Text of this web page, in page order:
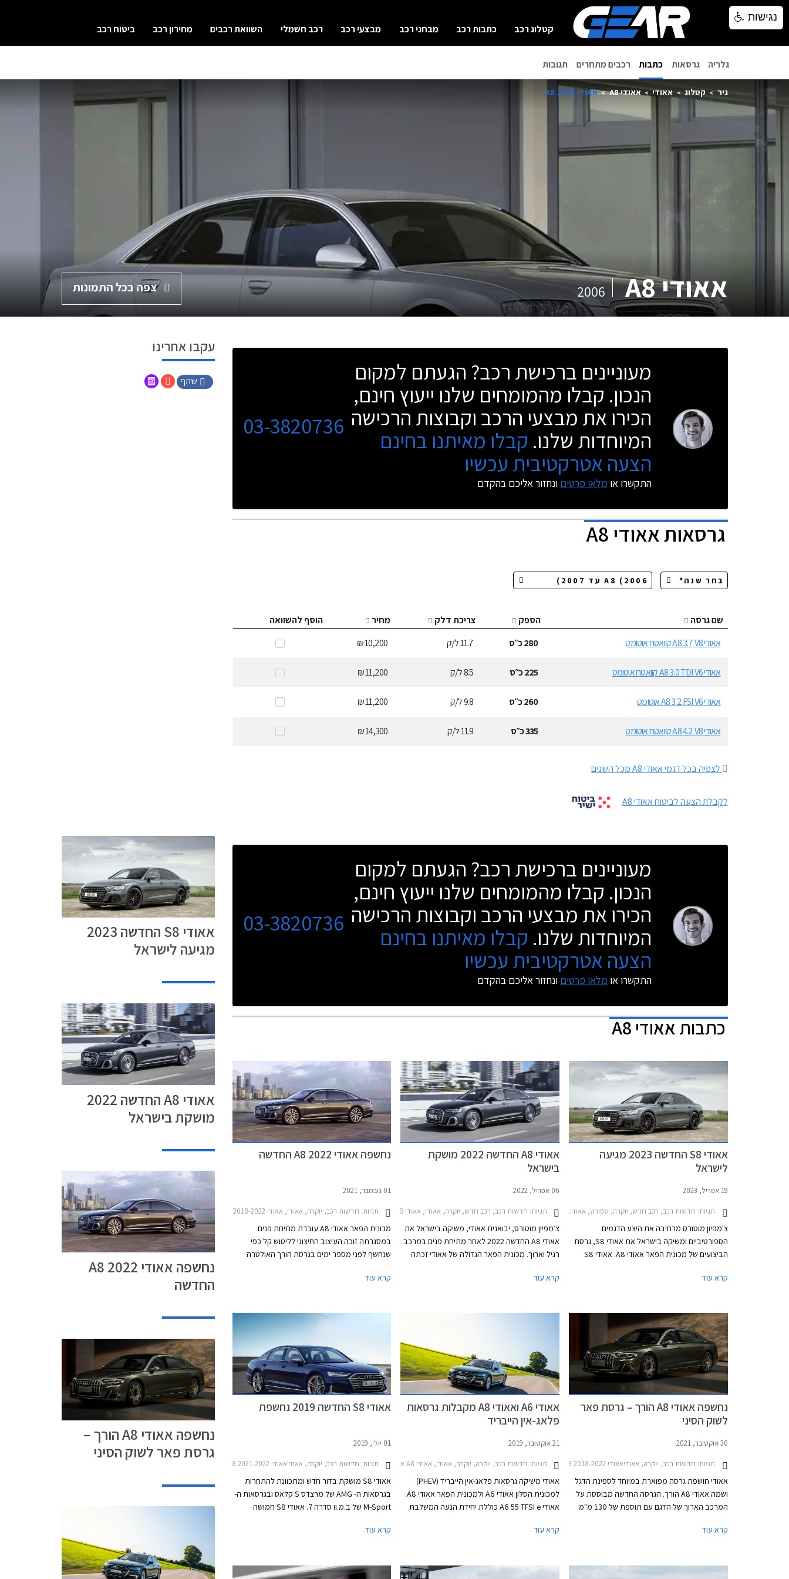
קטלוג רכב כתבות רכב מבחני רכב מבצעי רכב רכב חשמלי השוואת רכבים מחירון רכב ביטוח רכב
גלריה גרסאות כתבות רכבים מתחרים תגובות
גיר קטלוג אאודי אאודי A8 אאודי A8 2007
אאודי A8 2006 צפה בכל התמונות
מעוניינים ברכישת רכב? הגעתם למקום
הנכון. קבלו מהמומחים שלנו ייעוץ חינם,
הכירו את מבצעי הרכב וקבוצות הרכישה
המיוחדות שלנו. קבלו מאיתנו בחינם
הצעה אטרקטיבית עכשיו
התקשרו או מלאו פרטים ונחזור אליכם בהקדם
03-3820736
גרסאותאאודי A8
שם גרסה הספק צריכת דלק מחיר
הוסף להשוואה
אאודי A8 3.7 V8 קוואטרו אוטומט
280כ״ס 11.7ל/ק 10,200 ₪
אאודי A8 3.0 TDI V6 קוואטרו אוטומט 225כ״ס 8.5ל/ק 11,200 ₪
אאודי A8 3.2 FSI V6 אוטומט 260כ״ס 9.8ל/ק 11,200 ₪
אאודי A8 4.2 V8 קוואטרו אוטומט 335כ״ס 11.9ל/ק 14,300 ₪
לצפיה בכל דגמי אאודי A8 מכל השנים
לקבלת הצעה לביטוח אאודי A8
עקבו אחרינו
שתף
מעוניינים ברכישת רכב? הגעתם למקום
הנכון. קבלו מהמומחים שלנו ייעוץ חינם,
הכירו את מבצעי הרכב וקבוצות הרכישה
המיוחדות שלנו. קבלו מאיתנו בחינם
הצעה אטרקטיבית עכשיו
התקשרו או מלאו פרטים ונחזור אליכם בהקדם
03-3820736
כתבותאאודי A8
אאודי S8 החדשה 2023 מגיעה
לישראל
19 אפריל, 2023
תגיות: חדשות רכב, רכב חדש, יוקרה, ספורט, אאודי, אאודי A8 2022-2026אאודי S8 2023-2026
צ'מפיון מוטורס מרחיבה את היצע הדגמים
הספורטיביים ומשיקה בישראל את אאודי S8, גרסת
הביצועים של מכונית הפאר אאודי A8. אאודי S8
1,350,000 ₪.
קרא עוד
אאודי A8 החדשה 2022 מושקת
בישראל
06 אפריל, 2022
תגיות: חדשות רכב, רכב חדש, יוקרה, אאודי, אאודי A8 ארוכה 2018-2022, אאודי A8 2018-2022, אאודי A8 2022-2026, אאודי A8 ארוכה 2022-2026מחירון רכב
צ׳מפיון מוטורס, יבואנית אאודי, משיקה בישראל את
אאודי A8 החדשה 2022 לאחר מתיחת פנים במרכב
רגיל וארוך. מכונית הפאר הגדולה של אאודי זכתה
ומאחור, פנסים חדשים המיישרים קו עם שפת העיצוב
קרא עוד
נחשפה אאודי A8 2022 החדשה
01 נובמבר, 2021
תגיות: חדשות רכב, יוקרה, אאודי, אאודי A8 2018-2022, אאודי A8 ארוכה 2018-2022, אאודי A8 ארוכה 2022-2026אאודי A8 2022-2026
מכונית הפאר אאודי A8 עוברת מתיחת פנים
במסגרתה זוכה העיצוב החיצוני לליטוש קל כפי
שנחשף לפני מספר ימים בגרסת הורך האולטרה
לגרפיקה עדכנית, השבכה בולטת עם עיטורי כרום
ומאחור נרשם רענון קליל. לראשונה בדגם יוכלו
הרוכשים לבחור חבילת עיצוב S ליין ספורטיבית,
חבילת עיטורי כרום או עיטורים מושחרים, וצבעי
מרכב בגימור מט.
קרא עוד
נחשפה אאודי A8 הורך – גרסת פאר
לשוק הסיני
30 אוקטובר, 2021
תגיות: חדשות רכב, יוקרה, אאודיאאודי A8 2018-2022
אאודי חושפת גרסה מפוארת במיוחד לספינת הדגל
ושמה אאודי A8 הורך. הגרסה החדשה מבוססת על
המרכב הארוך של הדגם עם תוספת של 130 מ"מ
קרא עוד
אאודי A6 ואאודי A8 מקבלות גרסאות
פלאג-אין הייבריד
21 אוקטובר, 2019
תגיות: חדשות רכב, יוקרה, יוקרה, אאודי, אאודי A8 ארוכה 2018-2022אאודי A6 2018-2026
אאודי משיקה גרסאות פלאג-אין הייבריד (PHEV)
למכונית הסלון אאודי A6 ולמכונית הפאר אאודי A8.
אאודי A6 55 TFSI e כוללת יחידת הנעה המשלבת
כ"ס ומומנט של 51 קג"מ החל מ- 1,250 סל"ד.
קרא עוד
אאודי S8 החדשה 2019 נחשפת
01 יולי, 2019
תגיות: חדשות רכב, יוקרה, אאודיאאודי S8 2021-2022
אאודי S8 מושקת בדור חדש ומתכוונת להתחרות
בגרסאות ה- AMG של מרצדס S קלאס ובגרסאות ה-
M-Sport של ב.מ.וו סדרה 7. אאודי S8 חמושה
הכוללת אלטרנטור-מתנע במתח 48V וסוללת
קרא עוד
אאודי S8 החדשה 2023
מגיעה לישראל
אאודי A8 החדשה 2022
מושקת בישראל
נחשפה אאודי A8 2022
החדשה
נחשפה אאודי A8 הורך –
גרסת פאר לשוק הסיני
נגישות
נגישות